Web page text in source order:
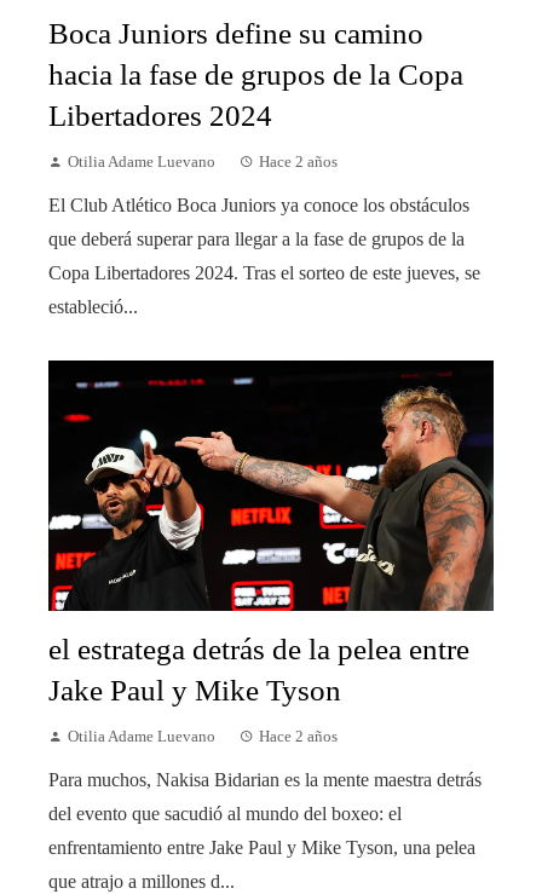
Boca Juniors define su camino
hacia la fase de grupos de la Copa
Libertadores 2024
Otilia Adame Luevano Hace 2 años
El Club Atlético Boca Juniors ya conoce los obstáculos
que deberá superar para llegar a la fase de grupos de la
Copa Libertadores 2024. Tras el sorteo de este jueves, se
estableció...
el estratega detrás de la pelea entre
Jake Paul y Mike Tyson
Otilia Adame Luevano Hace 2 años
Para muchos, Nakisa Bidarian es la mente maestra detrás
del evento que sacudió al mundo del boxeo: el
enfrentamiento entre Jake Paul y Mike Tyson, una pelea
que atrajo a millones d...